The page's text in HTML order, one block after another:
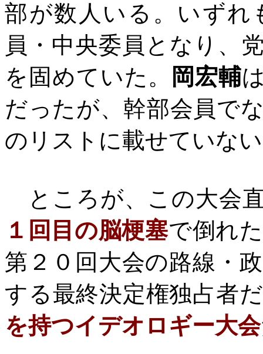
部が数人いる。いずれ
員・中央委員となり、
を固めていた。
岡宏輔
だったが、幹部会員で
のリストに載せていな
ところが、この大会
１回目の脳梗塞で倒れ
第２０回大会の路線・
する最終決定権独占者
を持つイデオロギー大会